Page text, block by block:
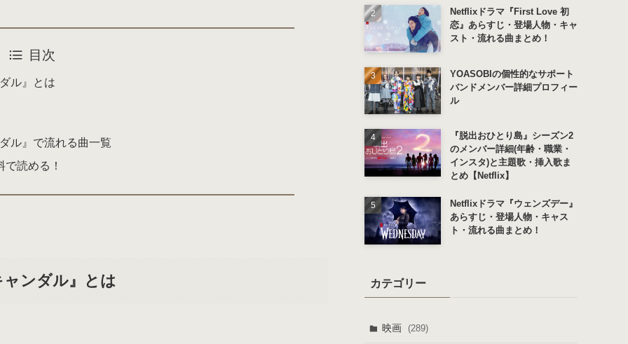
目次
ル』とは
ル』で流れる曲一覧
読める！
ンダル』とは
Netflixドラマ『First Love 初
恋』あらすじ・登場人物・キャ
スト・流れる曲まとめ！
YOASOBIの個性的なサポート
バンドメンバー詳細プロフィー
ル
『脱出おひとり島』シーズン2
のメンバー詳細(年齢・職業・
インスタ)と主題歌・挿入歌ま
とめ【Netflix】
Netflixドラマ『ウェンズデー』
あらすじ・登場人物・キャス
ト・流れる曲まとめ！
カテゴリー
映画 (289)